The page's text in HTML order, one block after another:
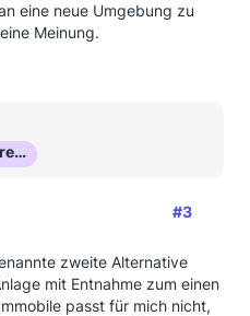
eine neue Umgebung zu
Meinung.
Finanzgenie (Ehrenmitglied)
#3
zweite Alternative
mit Entnahme zum einen
passt für mich nicht,